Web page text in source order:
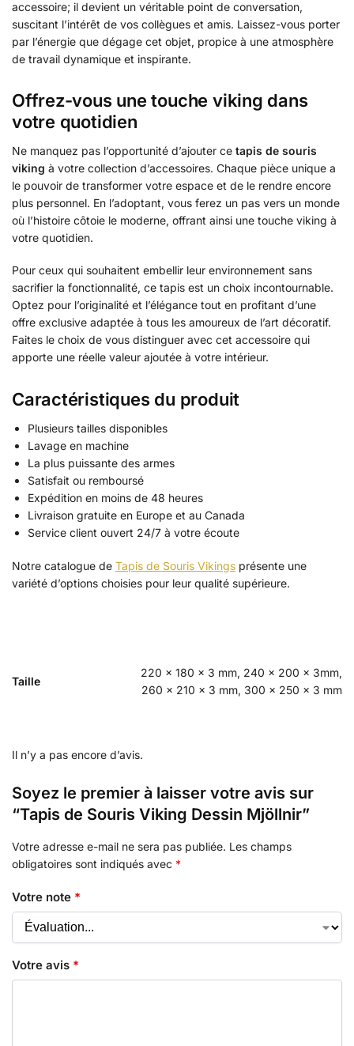
accessoire; il devient un véritable point de conversation,
suscitant l’intérêt de vos collègues et amis. Laissez-vous porter
par l’énergie que dégage cet objet, propice à une atmosphère
de travail dynamique et inspirante.
Offrez-vous une touche viking dans
votre quotidien
Ne manquez pas l’opportunité d’ajouter ce tapis de souris
viking à votre collection d’accessoires. Chaque pièce unique a
le pouvoir de transformer votre espace et de le rendre encore
plus personnel. En l’adoptant, vous ferez un pas vers un monde
où l’histoire côtoie le moderne, offrant ainsi une touche viking à
votre quotidien.
Pour ceux qui souhaitent embellir leur environnement sans
sacrifier la fonctionnalité, ce tapis est un choix incontournable.
Optez pour l’originalité et l’élégance tout en profitant d’une
offre exclusive adaptée à tous les amoureux de l’art décoratif.
Faites le choix de vous distinguer avec cet accessoire qui
apporte une réelle valeur ajoutée à votre intérieur.
Caractéristiques du produit
Plusieurs tailles disponibles
Lavage en machine
La plus puissante des armes
Satisfait ou remboursé
Expédition en moins de 48 heures
Livraison gratuite en Europe et au Canada
Service client ouvert 24/7 à votre écoute
Notre catalogue de Tapis de Souris Vikings présente une
variété d’options choisies pour leur qualité supérieure.
Taille
220 x 180 x 3 mm, 240 x 200 x 3mm,
260 x 210 x 3 mm, 300 x 250 x 3 mm
Il n’y a pas encore d’avis.
Soyez le premier à laisser votre avis sur
“Tapis de Souris Viking Dessin Mjöllnir”
Votre adresse e-mail ne sera pas publiée. Les champs
obligatoires sont indiqués avec *
Votre note *
Votre avis *